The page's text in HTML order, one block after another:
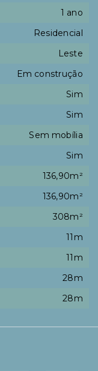
1 ano
Residencial
Leste
Em construção
Sim
Sim
Sem mobília
Sim
136,90m²
136,90m²
308m²
11m
11m
28m
28m